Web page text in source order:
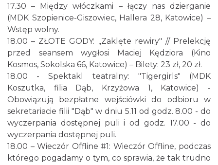
Silesia Memoriał Kamili Skolimowskiej
Chorzów
2026-08-23
4.27 km
Silesia Marathon 2026
Chorzów
2026-10-04
4.27 km
17.30 – Między włóczkami – łączy nas dzierganie
(MDK Szopienice-Giszowiec, Hallera 28, Katowice) –
Wstęp wolny.
18.00 – ZŁOTE GODY: „Zaklęte rewiry" // Prelekcję
przed seansem wygłosi Maciej Kędziora (Kino
Kosmos, Sokolska 66, Katowice) – Bilety: 23 zł, 20 zł.
18.00 - Spektakl teatralny: "Tigergirls" (MDK
Koszutka, filia Dąb, Krzyżowa 1, Katowice) -
Obowiązują bezpłatne wejściówki do odbioru w
sekretariacie filii "Dąb" w dniu 5.11 od godz. 8.00 - do
wyczerpania dostępnej puli i od godz. 17.00 - do
wyczerpania dostępnej puli.
18.00 – Wieczór Offline #1: Wieczór Offline, podczas
którego pogadamy o tym, co sprawia, że tak trudno